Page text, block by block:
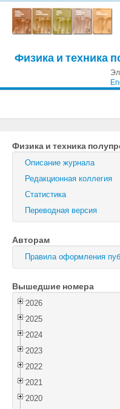
Физика и техника
Журнал
Письма в Журнал
Физика твердого тела
Физика и техника
Оптика и
Поиск
Войти
Физика и техника
Описание журнала
Редакционная коллегия
Статистика
Переводная версия
Авторам
Правила оформления
Вышедшие номера
2026
2025
2024
2023
2022
2021
2020